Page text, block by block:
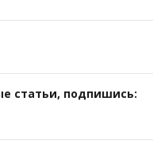
статьи, подпишись: